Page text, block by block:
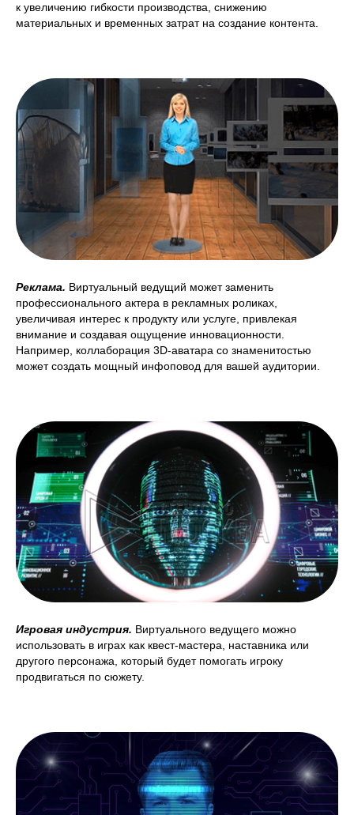
к увеличению гибкости производства, снижению
материальных и временных затрат на создание контента.
Реклама. Виртуальный ведущий может заменить
профессионального актера в рекламных роликах,
увеличивая интерес к продукту или услуге, привлекая
внимание и создавая ощущение инновационности.
Например, коллаборация 3D-аватара со знаменитостью
может создать мощный инфоповод для вашей аудитории.
Игровая индустрия. Виртуального ведущего можно
использовать в играх как квест-мастера, наставника или
другого персонажа, который будет помогать игроку
продвигаться по сюжету.